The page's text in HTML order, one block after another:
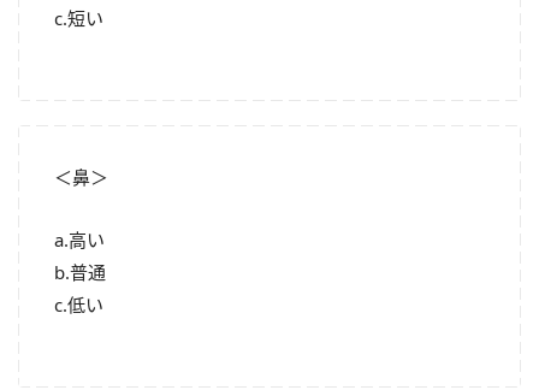
c.短い
＜鼻＞
a.高い
b.普通
c.低い